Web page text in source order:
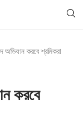
অভিযান করবে শ্রমিকরা
করবে